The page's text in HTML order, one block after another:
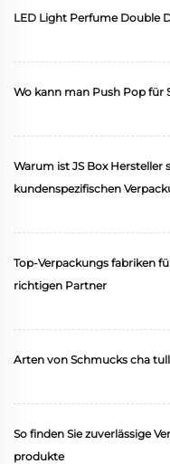
LED Light Perfume Double
Wo kann man Push Pop für
Warum ist JS Box Hersteller
kundenspezifischen
Top-Verpackungs fabriken
richtigen Partner
Arten von Schmucks cha
So finden Sie zuverlässige
produkte